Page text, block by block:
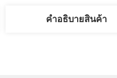
คําอธิบายสินค้า